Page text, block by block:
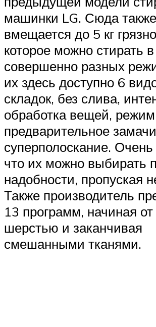
машинки LG. Сюда также
вмещается до 5 кг
которое можно стирать в
совершенно разных
их здесь доступно 6
складок, без слива,
обработка вещей,
предварительное
суперполоскание.
что их можно выбирать
надобности, пропуская
Также производитель
13 программ, начиная
шерстью и заканчивая
смешанными тканями.